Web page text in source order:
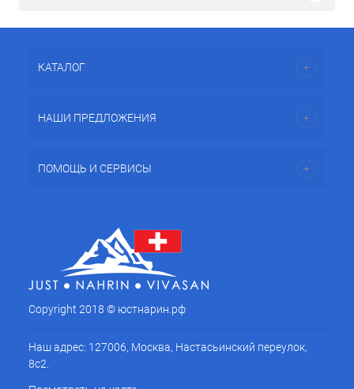
КАТАЛОГ
НАШИ ПРЕДЛОЖЕНИЯ
ПОМОЩЬ И СЕРВИСЫ
Copyright 2018 © юстнарин.рф
Наш адрес: 127006, Москва, Настасьинский переулок,
8с2.